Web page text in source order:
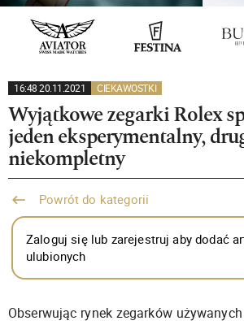
16:48 20.11.2021 CIEKAWOSTKI
Wyjątkowe zegarki Rolex
jeden eksperymentalny,
niekompletny
Powrót do kategorii
Zaloguj się lub zarejestruj aby dodać
ulubionych
Obserwując rynek zegarków